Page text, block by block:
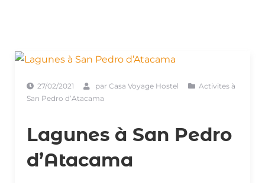
27/02/2021 par Casa Voyage Hostel
Activites à
San Pedro d’Atacama
Lagunes à San Pedro
d’Atacama